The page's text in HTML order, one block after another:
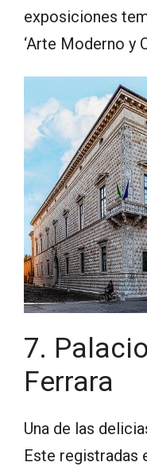
exposiciones
‘Arte Moderno y
7.
Ferrara
Una de las
Este registradas